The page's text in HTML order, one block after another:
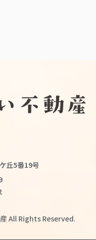
丘5番19号
All Rights Reserved.